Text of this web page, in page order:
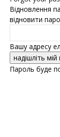
Відновлення
відновити
Вашу адресу
Пароль буде